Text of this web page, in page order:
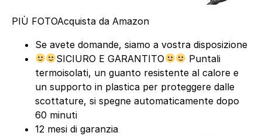
PIÙ FOTOAcquista da Amazon
Se avete domande, siamo a vostra disposizione
SICIURO E GARANTITO
Puntali
termoisolati, un guanto resistente al calore e
un supporto in plastica per proteggere dalle
scottature, si spegne automaticamente dopo
60 minuti
12 mesi di garanzia